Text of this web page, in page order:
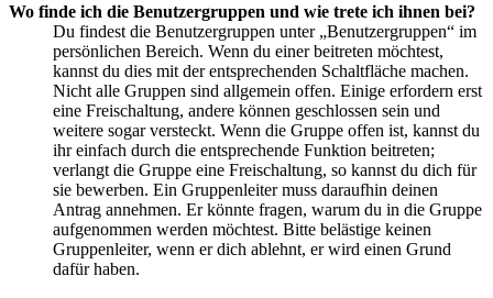
Wo finde ich die Benutzergruppen und wie trete ich ihnen bei?
Du findest die Benutzergruppen unter „Benutzergruppen“ im
persönlichen Bereich. Wenn du einer beitreten möchtest,
kannst du dies mit der entsprechenden Schaltfläche machen.
Nicht alle Gruppen sind allgemein offen. Einige erfordern erst
eine Freischaltung, andere können geschlossen sein und
weitere sogar versteckt. Wenn die Gruppe offen ist, kannst du
ihr einfach durch die entsprechende Funktion beitreten;
verlangt die Gruppe eine Freischaltung, so kannst du dich für
sie bewerben. Ein Gruppenleiter muss daraufhin deinen
Antrag annehmen. Er könnte fragen, warum du in die Gruppe
aufgenommen werden möchtest. Bitte belästige keinen
Gruppenleiter, wenn er dich ablehnt, er wird einen Grund
dafür haben.